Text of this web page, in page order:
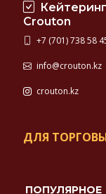
Crouton
+7 (701) 738 58
info@crouton.kz
crouton.kz
ДЛЯ
ПОПУЛЯРНОЕ